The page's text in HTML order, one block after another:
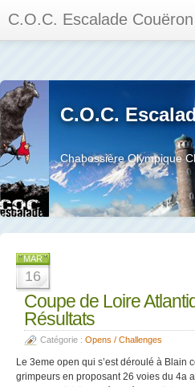
C.O.C. Escalade Couëron
Calendrier des événements et des
Les membres
Les séances
Privée
La salle et le mur
C.O.C.
Chabossière Olympique
MAR
16
Coupe de Loire
Résultats
Catégorie : Opens / Challenges
Le 3eme open qui s’est déroulé à Blain
grimpeurs en proposant 26 voies du 4a